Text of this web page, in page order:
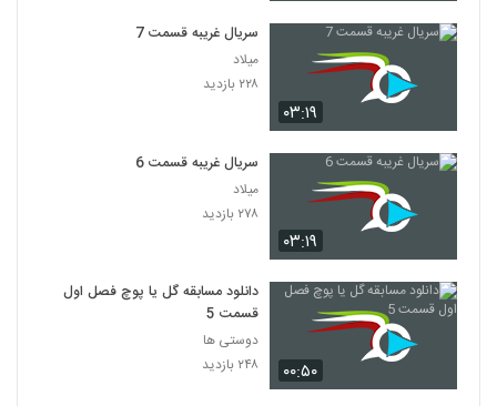
۰۳:۱۹
سریال غریبه قسمت 7
میلاد
۲۲۸ بازدید
۰۳:۱۹
سریال غریبه قسمت 6
میلاد
۲۷۸ بازدید
۰۰:۵۰
دانلود مسابقه گل یا پوچ فصل اول
قسمت 5
دوستی ها
۲۴۸ بازدید